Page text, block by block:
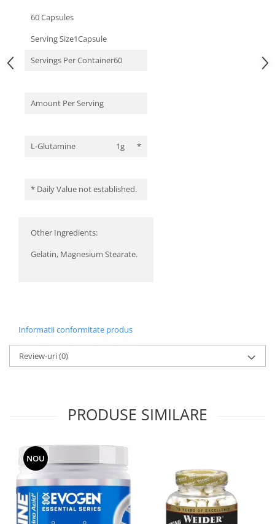
60 Capsules
Serving Size1Capsule
Servings Per Container60
Amount Per Serving
L-Glutamine 1g *
* Daily Value not established.
Other Ingredients:
Gelatin, Magnesium Stearate.
Informatii conformitate produs
Review-uri(0)
PRODUSE SIMILARE
NOU